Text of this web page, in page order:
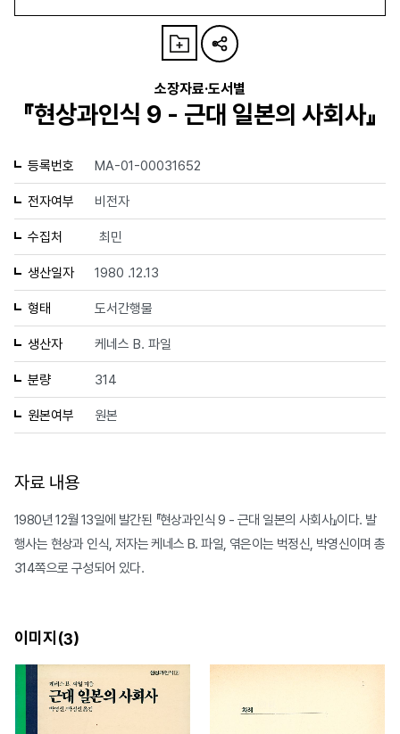
소장자료·도서별
『현상과인식 9 - 근대 일본의 사회사』
등록번호 MA-01-00031652
전자여부 비전자
수집처 최민
생산일자 1980 .12.13
형태 도서간행물
생산자 케네스 B. 파일
분량 314
원본여부 원본
자료 내용
1980년 12월 13일에 발간된 『현상과인식 9 - 근대 일본의 사회사』이다. 발
행사는 현상과 인식, 저자는 케네스 B. 파일, 엮은이는 벅정신, 박영신이며 총
314쪽으로 구성되어 있다.
이미지(3)